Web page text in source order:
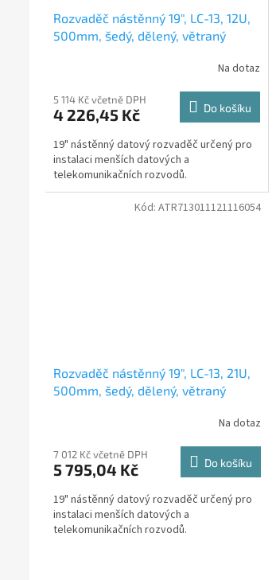
Rozvaděč nástěnný 19", LC-13, 12U,
500mm, šedý, dělený, větraný
Na dotaz
5 114 Kč včetně DPH
4 226,45 Kč Do košíku
19" nástěnný datový rozvaděč určený pro
instalaci menších datových a
telekomunikačních rozvodů.
Rozvaděč nástěnný 19", LC-13, 21U,
500mm, šedý, dělený, větraný
Na dotaz
7 012 Kč včetně DPH
5 795,04 Kč Do košíku
19" nástěnný datový rozvaděč určený pro
instalaci menších datových a
telekomunikačních rozvodů.
Kód: ATR713011121116054